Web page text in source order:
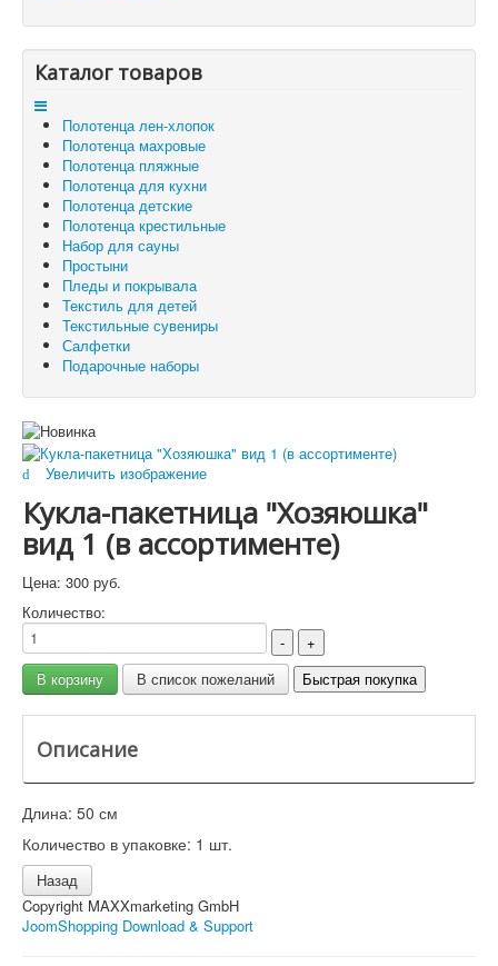
Отзывы и предложения
Контакты
Корзина
Отложенные товары
Вы здесь: Главная
Текстильные сувениры
Кукла-пакетница "Хозяюшка" вид 1 (в ассортименте)
Каталог товаров
Полотенца лен-хлопок
Полотенца махровые
Полотенца пляжные
Полотенца для кухни
Полотенца детские
Полотенца крестильные
Набор для сауны
Простыни
Пледы и покрывала
Текстиль для детей
Текстильные сувениры
Салфетки
Подарочные наборы
Увеличить изображение
Кукла-пакетница "Хозяюшка"
вид 1 (в ассортименте)
Цена: 300 руб.
Количество:
Описание
Длина: 50 см
Количество в упаковке: 1 шт.
Copyright MAXXmarketing GmbH
JoomShopping Download & Support